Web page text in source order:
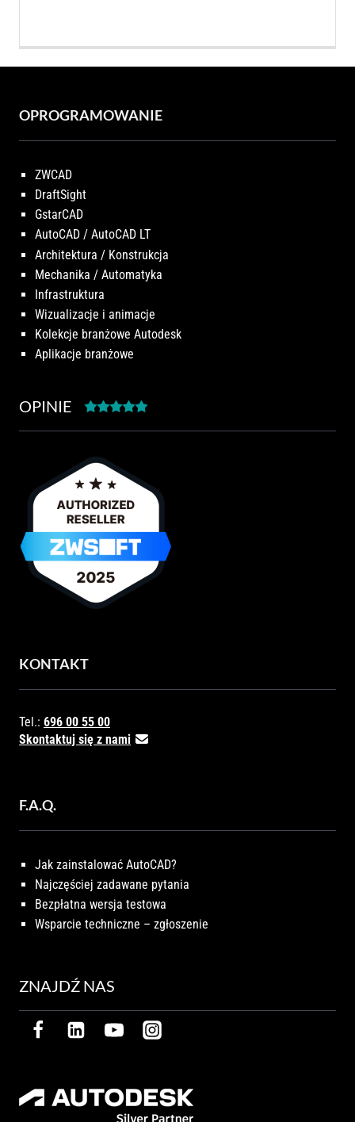
OPROGRAMOWANIE
ZWCAD
DraftSight
GstarCAD
AutoCAD / AutoCAD LT
Architektura / Konstrukcja
Mechanika / Automatyka
Infrastruktura
Wizualizacje i animacje
Kolekcje branżowe Autodesk
Aplikacje branżowe
OPINIE
KONTAKT
Tel.: 696 00 55 00
Skontaktuj się z nami
F.A.Q.
Jak zainstalować AutoCAD?
Najczęściej zadawane pytania
Bezpłatna wersja testowa
Wsparcie techniczne – zgłoszenie
ZNAJDŹ NAS